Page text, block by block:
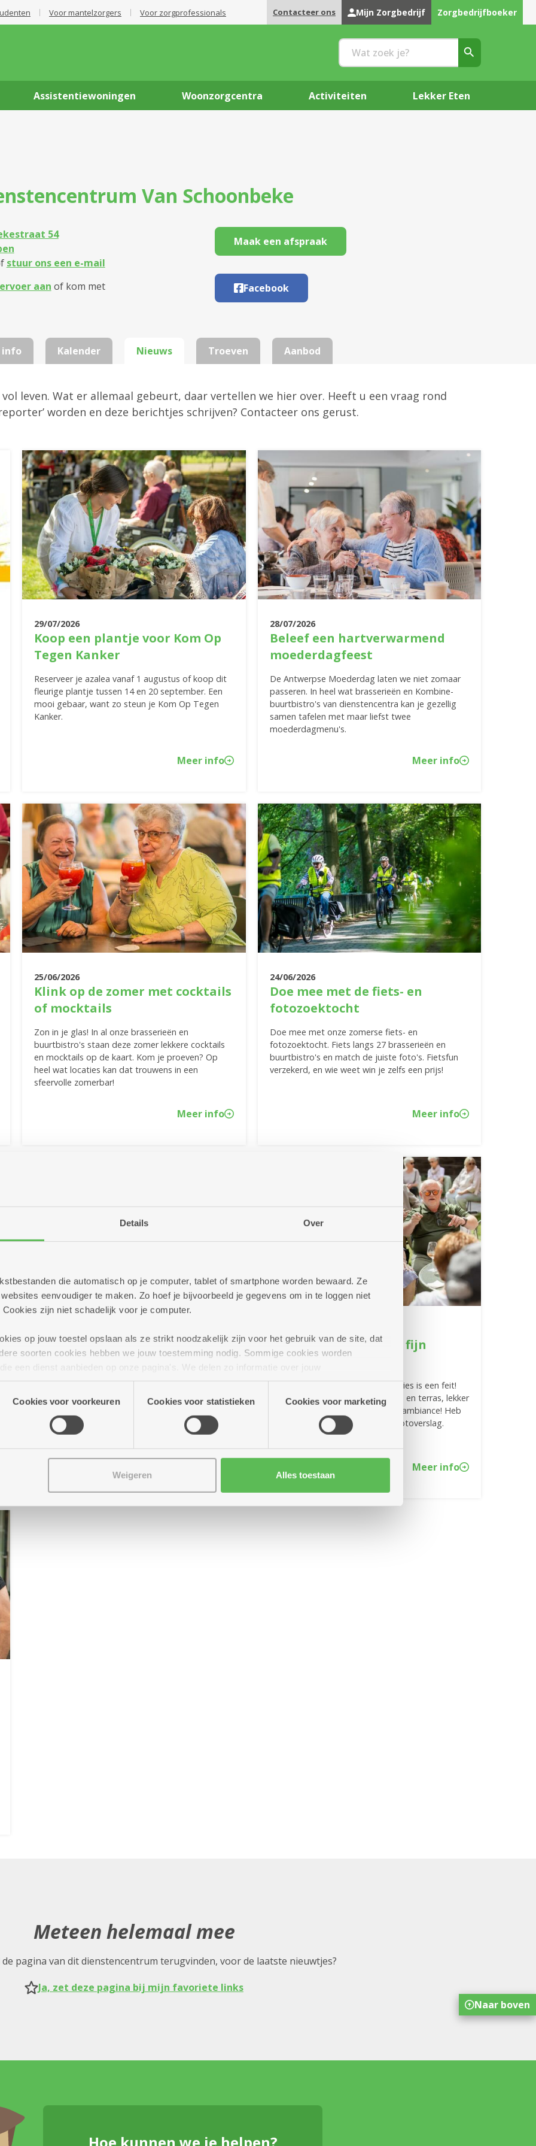
Details Over
die automatisch op je computer, tablet of smartphone worden bewaard. Ze
eenvoudiger te maken. Zo hoef je bijvoorbeeld je gegevens om in te loggen niet
zijn niet schadelijk voor je computer.
op jouw toestel opslaan als ze strikt noodzakelijk zijn voor het gebruik van de site, dat
soorten cookies hebben we jouw toestemming nodig. Sommige cookies worden
een dienst aanbieden op onze pagina's. We delen zo informatie over jouw
onze site voor social media, advertenties en analyse. Deze partners kunnen deze gegevens
die je aan hen verstrekte.
Cookies voor voorkeuren Cookies voor statistieken Cookies voor marketing
Weigeren Alles toestaan
Voor mantelzorgers Voor zorgprofessionals Contacteer ons Mijn Zorgbedrijf Zorgbedrijfboeker
Assistentiewoningen Woonzorgcentra Activiteiten Lekker Eten
Van Schoonbeke
54
stuur ons een e-mail
aan of kom met
Maak een afspraak
Facebook
info Kalender Nieuws
leven. Wat er allemaal gebeurt, daar vertellen we hier over. Heeft u een vraag rond
worden en deze berichtjes schrijven? Contacteer ons gerust.
29/07/2026
Koop een plantje voor Kom Op
Tegen Kanker
Reserveer je azalea vanaf 1 augustus of koop dit
fleurige plantje tussen 14 en 20 september. Een
mooi gebaar, want zo steun je Kom Op Tegen
Kanker.
Meer info
28/07/2026
Beleef een hartverwarmend
moederdagfeest
De Antwerpse Moederdag laten we niet zomaar
passeren. In heel wat brasserieën en Kombine-
buurtbistro's van dienstencentra kan je gezellig
samen tafelen met maar liefst twee
moederdagmenu's.
Meer info
25/06/2026
Klink op de zomer met cocktails
of mocktails
Zon in je glas! In al onze brasserieën en
buurtbistro's staan deze zomer lekkere cocktails
en mocktails op de kaart. Kom je proeven? Op
heel wat locaties kan dat trouwens in een
sfeervolle zomerbar!
Meer info
24/06/2026
Doe mee met de fiets- en
fotozoektocht
Doe mee met onze zomerse fiets- en
fotozoektocht. Fiets langs 27 brasserieën en
buurtbistro's en match de juiste foto's. Fietsfun
verzekerd, en wie weet win je zelfs een prijs!
Meer info
Swingend buurtfeest in Ekeren
Zaterdag 27 juni trappen woonzorgcentrum Hof
De Beuken & dienstencentrum Blankenberg de
pop-upmarkt, BBQ en optreden Celien Hermans.
Iedereen welkom!
Sint Andries beleefde fijn
openingsfeest
De officiële opening van Sint Andries is een feit!
Goed voor 'n tjokvolle buurtbistro en terras, lekker
eten, lentezon en volop muzikale ambiance! Heb
je 't gemist? Bekijk hier dan het fotoverslag.
Meer info
Troeven Aanbod
Meteen helemaal mee
pagina van dit dienstencentrum terugvinden, voor de laatste nieuwtjes?
Ja, zet deze pagina bij mijn favoriete links
Naar boven